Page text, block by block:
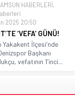
HABERLERİ,
2025 20:50
‘VEFA’ GÜNÜ!
Yakakent İlçesi'nde
Başkanı
vefatının 1'inci...